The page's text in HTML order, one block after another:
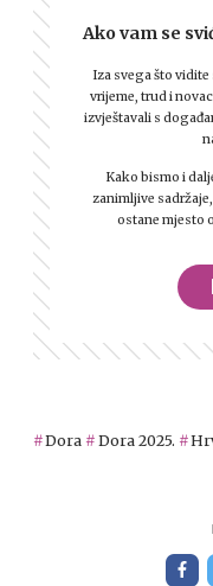
Ako vam se
Iza svega što
vrijeme, trud i
izvještavali s
Kako bismo i
zanimljive
ostane mjesto
Dora Dora 2025.